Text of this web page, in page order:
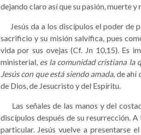
dejando claro así que su pasión, muerte
Jesús da a los discípulos el poder de
sacrificio y su misión salvífica, pues
vida por sus ovejas (Cf. Jn 10,15). Es
ministerial, es la comunidad cristiana la
Jesús con que está siendo amada, de ahí
de Dios, de Jesucristo y del Espíritu.
Las señales de las manos y del
discípulos después de su resurrección.
particular. Jesús vuelve a presentarse